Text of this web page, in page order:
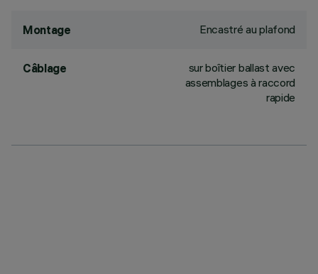
Montage Encastré au plafond
Câblage
sur boîtier ballast avec
assemblages à raccord
rapide